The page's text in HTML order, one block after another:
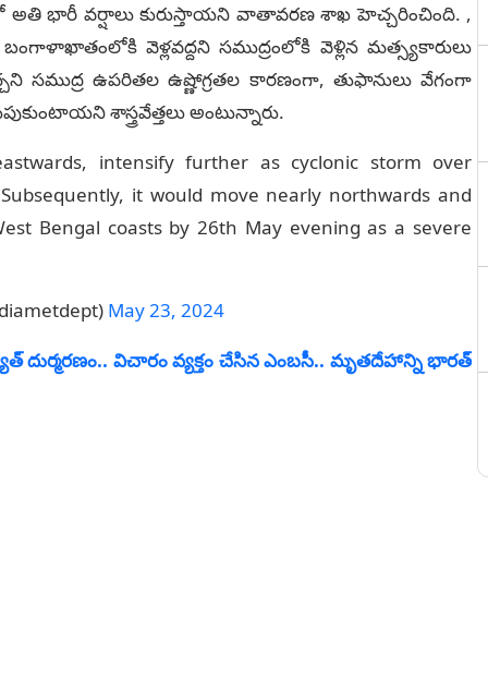
అతి భారీ వర్షాలు కురుస్తాయని వాతావరణ శాఖ హెచ్చరించింది. ,
వెళ్లవద్దని సముద్రంలోకి వెళ్లిన మత్స్యకారులు
సముద్ర ఉపరితల ఉష్ణోగ్రతల కారణంగా, తుఫానులు వేగంగా
శాస్త్రవేత్తలు అంటున్నారు.
intensify further as cyclonic storm over
it would move nearly northwards and
Bengal coasts by 26th May evening as a severe
May 23, 2024
దుర్మరణం.. విచారం వ్యక్తం చేసిన ఎంబసీ.. మృతదేహాన్ని భారత్‌